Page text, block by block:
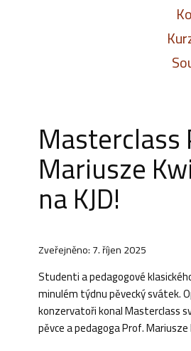
Masterclass
Mariusze
na KJD!
Zveřejněno: 7. říjen 2025
Studenti a pedagogové
minulém týdnu pěvecký svátek.
konzervatoři konal Masterclass
pěvce a pedagoga Prof. Mariusze